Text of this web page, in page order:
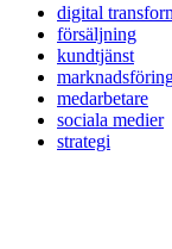
digital
försäljning
kundtjänst
medarbetare
sociala medier
strategi